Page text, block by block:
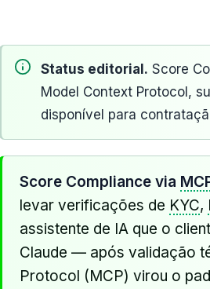
Status editorial. Score
Model Context Protocol,
disponível para
Score Compliance via
levar verificações de KYC,
assistente de IA que o
Claude — após validação
Protocol (MCP) virou o